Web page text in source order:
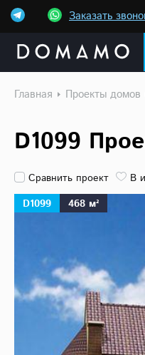
Заказать
Главная Проекты домов
D1099
Сравнить проект В
D1099
468 м²